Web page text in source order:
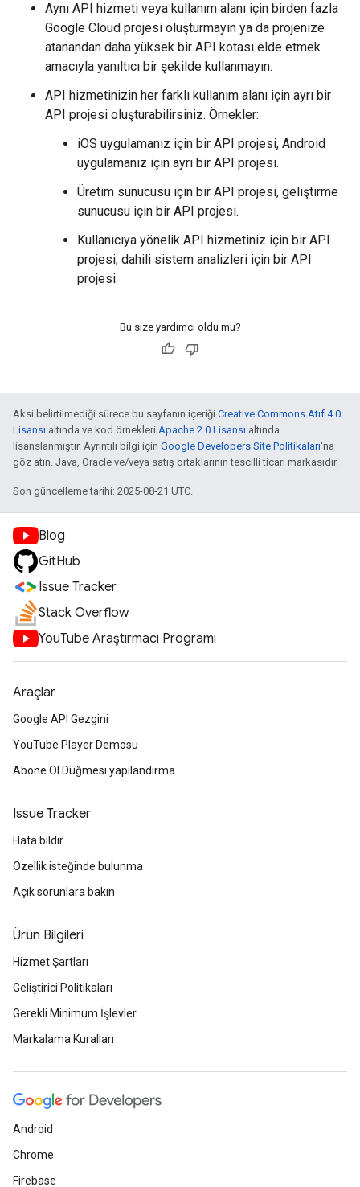
Aynı API hizmeti veya kullanım alanı için birden fazla
Google Cloud projesi oluşturmayın ya da projenize
atanandan daha yüksek bir API kotası elde etmek
amacıyla yanıltıcı bir şekilde kullanmayın.
API hizmetinizin her farklı kullanım alanı için ayrı bir
API projesi oluşturabilirsiniz. Örnekler:
iOS uygulamanız için bir API projesi, Android
uygulamanız için ayrı bir API projesi.
Üretim sunucusu için bir API projesi, geliştirme
sunucusu için bir API projesi.
Kullanıcıya yönelik API hizmetiniz için bir API
projesi, dahili sistem analizleri için bir API
projesi.
Bu size yardımcı oldu mu?
Aksi belirtilmediği sürece bu sayfanın içeriği Creative Commons Atıf 4.0
Lisansı altında ve kod örnekleri Apache 2.0 Lisansı altında
lisanslanmıştır. Ayrıntılı bilgi için Google Developers Site Politikaları'na
göz atın. Java, Oracle ve/veya satış ortaklarının tescilli ticari markasıdır.
Son güncelleme tarihi: 2025-08-21 UTC.
Blog
GitHub
Issue Tracker
Stack Overflow
YouTube Araştırmacı Programı
Araçlar
Google API Gezgini
YouTube Player Demosu
Abone Ol Düğmesi yapılandırma
Issue Tracker
Hata bildir
Özellik isteğinde bulunma
Açık sorunlara bakın
Ürün Bilgileri
Hizmet Şartları
Geliştirici Politikaları
Gerekli Minimum İşlevler
Markalama Kuralları
Android
Chrome
Firebase